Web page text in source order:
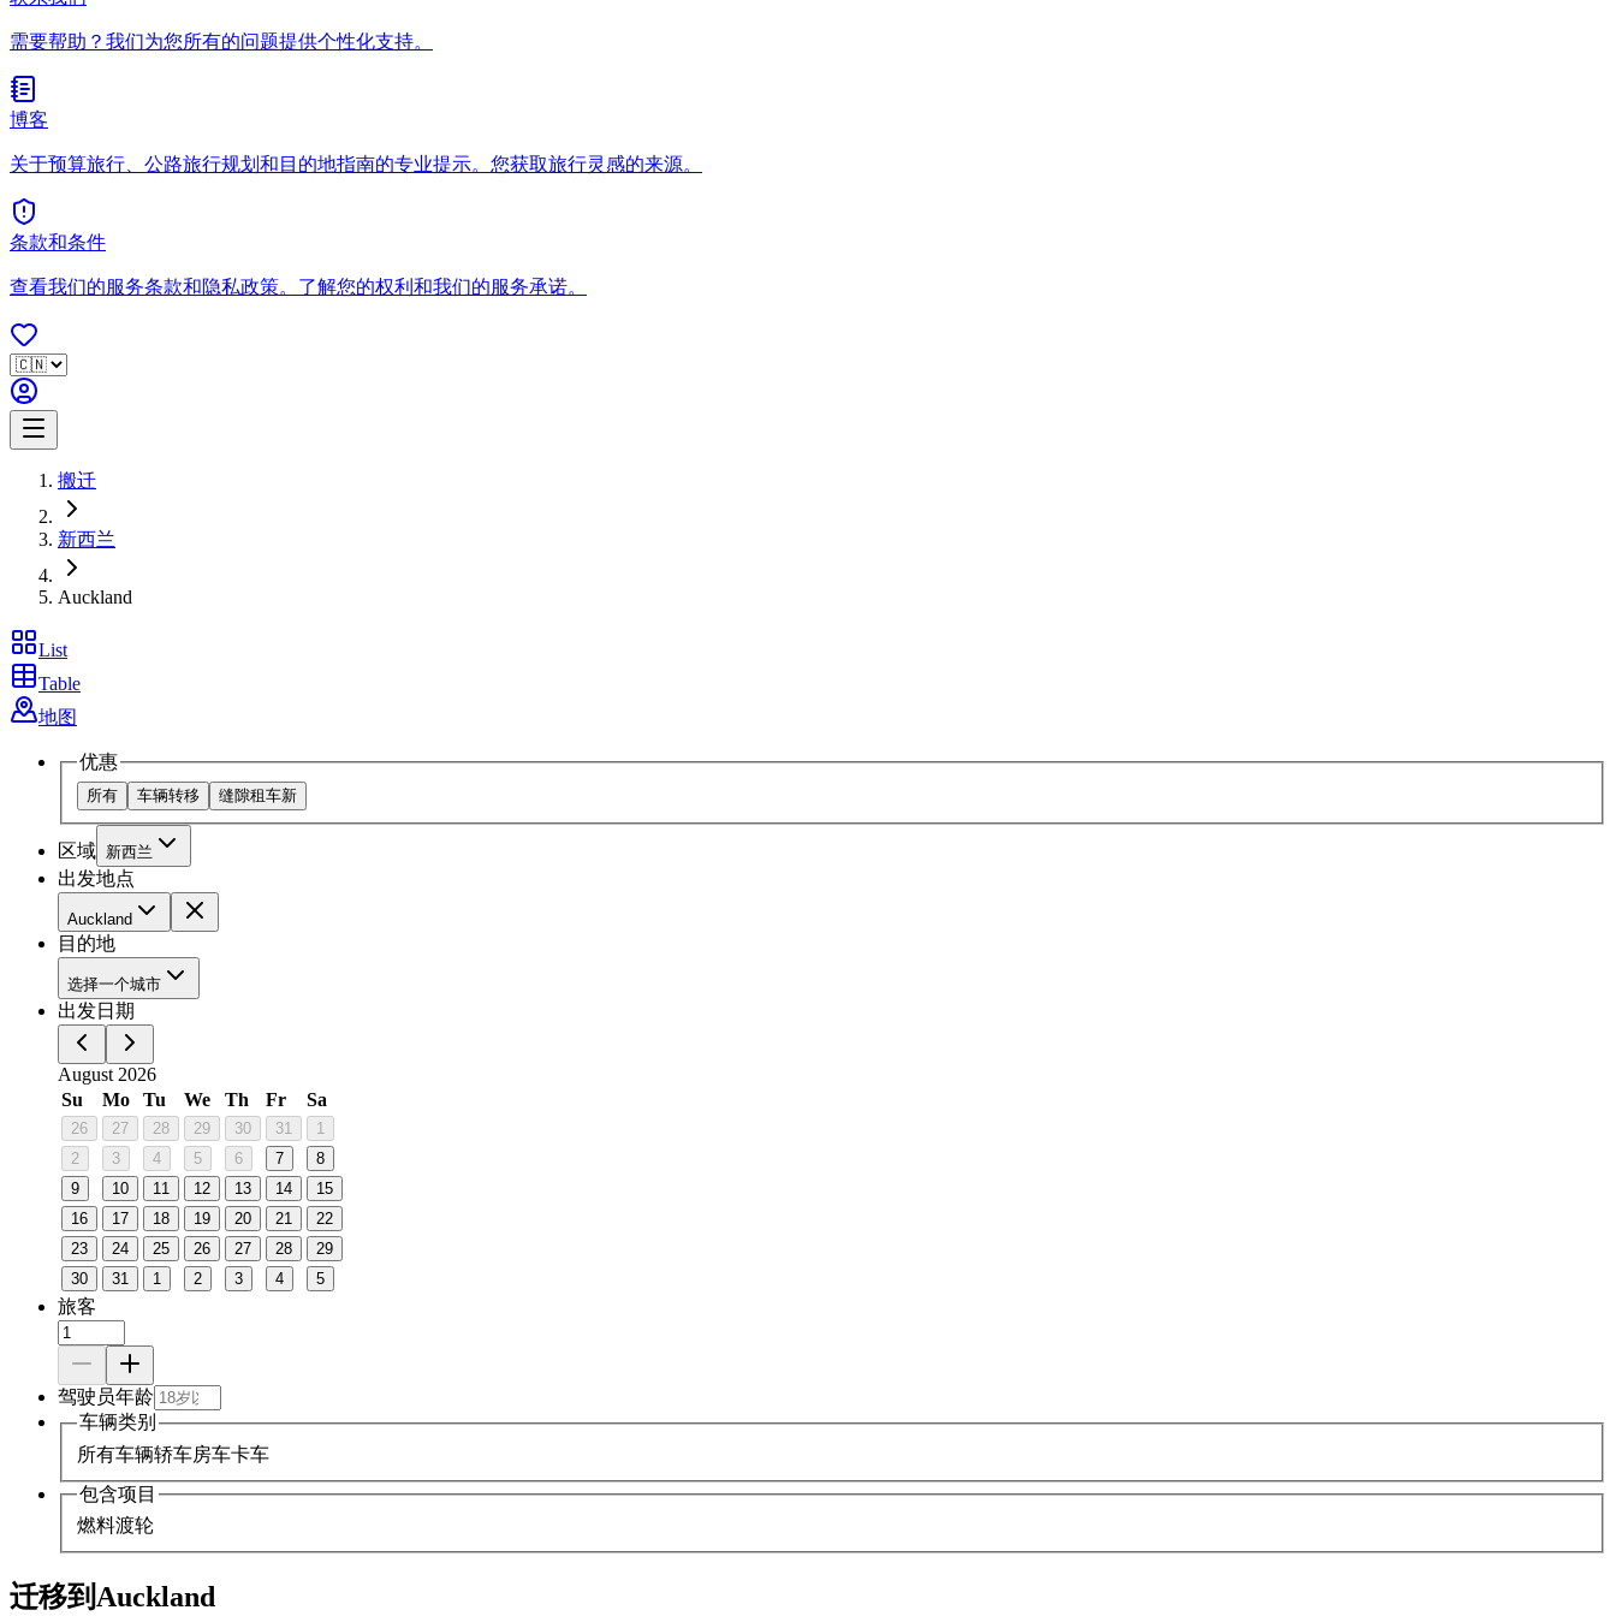
需要帮助？我们为您所有的问题提供个性化支持。
博客
关于预算旅行、公路旅行规划和目的地指南的专业提示。您获取旅行灵感的来源。
条款和条件
查看我们的服务条款和隐私政策。了解您的权利和我们的服务承诺。
搬迁
新西兰
Auckland
List
Table
地图
优惠
所有 车辆转移 缝隙租车新
区域 新西兰
出发地点
Auckland
目的地
选择一个城市
出发日期
August 2026
Su
Mo Tu We Th Fr Sa
26 27 28 29 30 31
1
2
3 4 5 6 7
8
9
10 11 12 13 14
15
16
17 18 19 20 21
22
23
24 25 26 27 28
29
30
31 1 2 3 4 5
旅客
驾驶员年龄
车辆类别
所有车辆轿车房车卡车
包含项目
燃料渡轮
迁移到Auckland